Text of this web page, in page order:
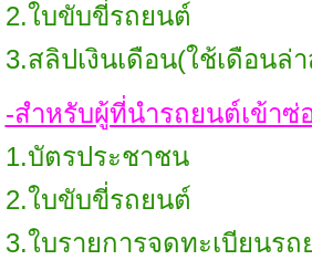
2.ใบขับขี่รถยนต์
3.สลิปเงินเดือน(ใช้เดือนล่
-สำหรับผู้ที่นำรถยนต์เข้าซ่
1.บัตรประชาชน
2.ใบขับขี่รถยนต์
3.ใบรายการจดทะเบียนรถ